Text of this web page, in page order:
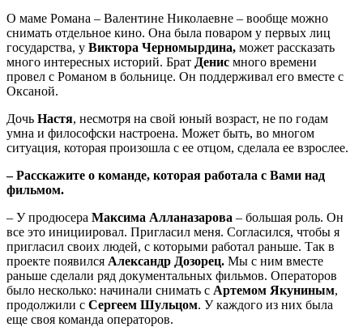
О маме Романа – Валентине Николаевне – вообще можно
снимать отдельное кино. Она была поваром у первых лиц
государства, у Виктора Черномырдина, может рассказать
много интересных историй. Брат Денис много времени
провел с Романом в больнице. Он поддерживал его вместе с
Оксаной.
Дочь Настя, несмотря на свой юный возраст, не по годам
умна и философски настроена. Может быть, во многом
ситуация, которая произошла с ее отцом, сделала ее взрослее.
– Расскажите о команде, которая работала с Вами над
фильмом.
– У продюсера Максима Алланазарова – большая роль. Он
все это инициировал. Пригласил меня. Согласился, чтобы я
пригласил своих людей, с которыми работал раньше. Так в
проекте появился Александр Дозорец. Мы с ним вместе
раньше сделали ряд документальных фильмов. Операторов
было несколько: начинали снимать с Артемом Якуниным,
продолжили с Сергеем Шульцом. У каждого из них была
еще своя команда операторов.